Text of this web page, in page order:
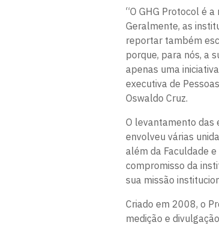
“O GHG Protocol é
Geralmente, as
reportar também
porque, para nós, a
apenas uma
executiva de
Oswaldo Cruz.
O levantamento das
envolveu várias
além da Faculdade
compromisso da
sua missão
Criado em 2008, o
medição e